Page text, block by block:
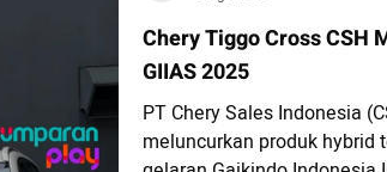
Chery Tiggo Cross CSH
GIIAS 2025
PT Chery Sales Indonesia
meluncurkan produk hybrid